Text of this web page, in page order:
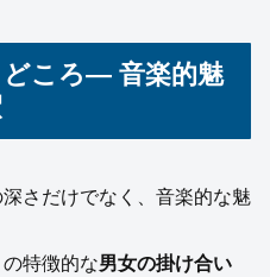
どころ— 音楽的魅
さだけでなく、音楽的な魅
特徴的な男女の掛け合い